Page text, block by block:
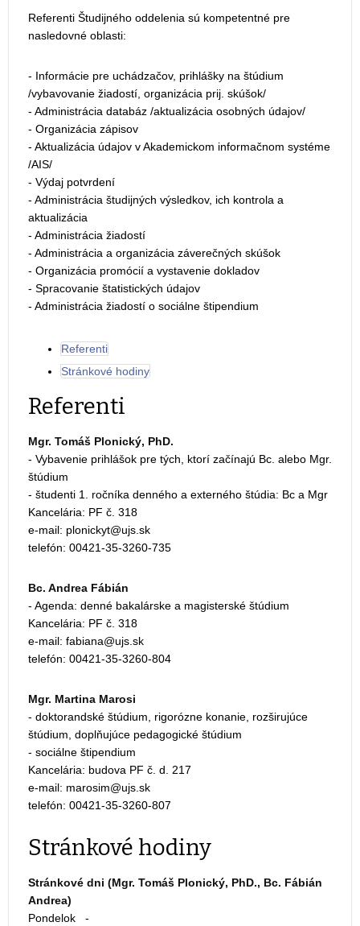
Referenti Študijného oddelenia sú kompetentné pre
nasledovné oblasti:
- Informácie pre uchádzačov, prihlášky na štúdium
/vybavovanie žiadostí, organizácia prij. skúšok/
- Administrácia databáz /aktualizácia osobných údajov/
- Organizácia zápisov
- Aktualizácia údajov v Akademickom informačnom systéme
/AIS/
- Výdaj potvrdení
- Administrácia študijných výsledkov, ich kontrola a
aktualizácia
- Administrácia žiadostí
- Administrácia a organizácia záverečných skúšok
- Organizácia promócií a vystavenie dokladov
- Spracovanie štatistických údajov
- Administrácia žiadostí o sociálne štipendium
Referenti
Stránkové hodiny
Referenti
Mgr. Tomáš Plonický, PhD.
- Vybavenie prihlášok pre tých, ktorí začínajú Bc. alebo Mgr.
štúdium
- študenti 1. ročníka denného a externého štúdia: Bc a Mgr
Kancelária: PF č. 318
e-mail:
telefón: 00421-35-3260-735
Bc. Andrea Fábián
- Agenda: denné bakalárske a magisterské štúdium
Kancelária: PF č. 318
e-mail:
telefón: 00421-35-3260-804
Mgr. Martina Marosi
- doktorandské štúdium, rigorózne konanie, rozširujúce
štúdium, doplňujúce pedagogické štúdium
- sociálne štipendium
Kancelária: budova PF č. d. 217
e-mail:
telefón: 00421-35-3260-807
Stránkové hodiny
Stránkové dni (Mgr. Tomáš Plonický, PhD., Bc. Fábián
Andrea)
Pondelok -